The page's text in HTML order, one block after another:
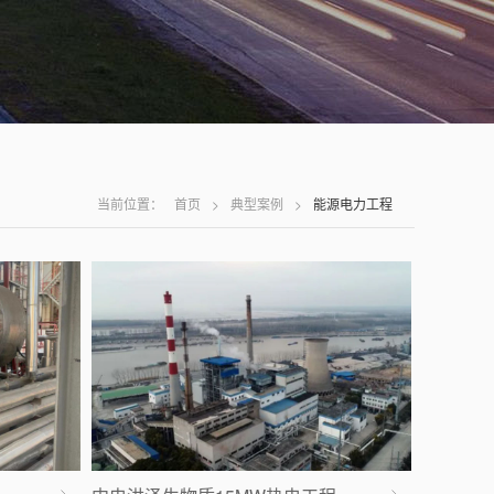
当前位置： 首页 > 典型案例 > 能源电力工程